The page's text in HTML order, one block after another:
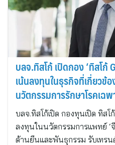
บลจ.ทิสโก้ เปิดกอง ‘ทิสโก้
เน้นลงทุนในธุรกิจที่เกี่ยวข้
นวัตกรรมการรักษาโรคเฉ
บลจ.ทิสโก้เปิด กองทุนเปิด ทิส
ลงทุนในนวัตกรรมการแพทย์ ‘
ด้านยีนและพันธุกรรม รับเทรน